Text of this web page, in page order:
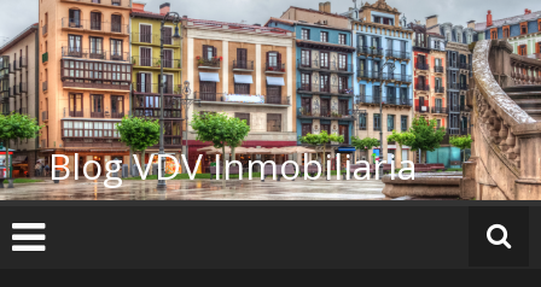
al
contenido
Blog VDV Inmobiliaria